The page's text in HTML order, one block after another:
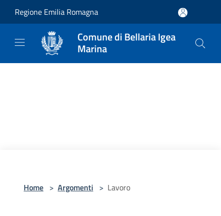
Regione Emilia Romagna
Comune di Bellaria Igea
Marina
Home > Argomenti > Lavoro